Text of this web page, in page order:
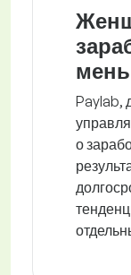
Paylab,
о